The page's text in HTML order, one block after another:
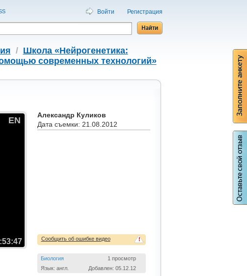
Войти Регистрация
/ Школа «Нейрогенетика:
современных технологий»
EN
Александр Куликов
Дата съемки: 21.08.2012
!
Сообщить об ошибке видео
Биология
1 просмотр
Язык: англ.
Добавлен: 05.12.12